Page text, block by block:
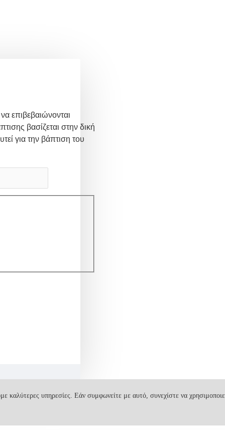
επιβεβαιώνονται
βασίζεται στην δική
για την βάπτιση του
υπηρεσίες. Εάν συμφωνείτε με αυτό, συνεχίστε να